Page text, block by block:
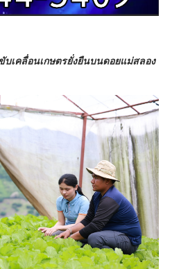
เคลื่อนเกษตรยั่งยืนบนดอยแม่สลอง